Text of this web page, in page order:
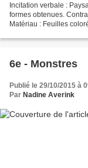
Incitation verbale :
formes obtenues.
Matériau : Feuilles
6e - Monstres
Publié le 29/10/2015 à
Par Nadine Averink